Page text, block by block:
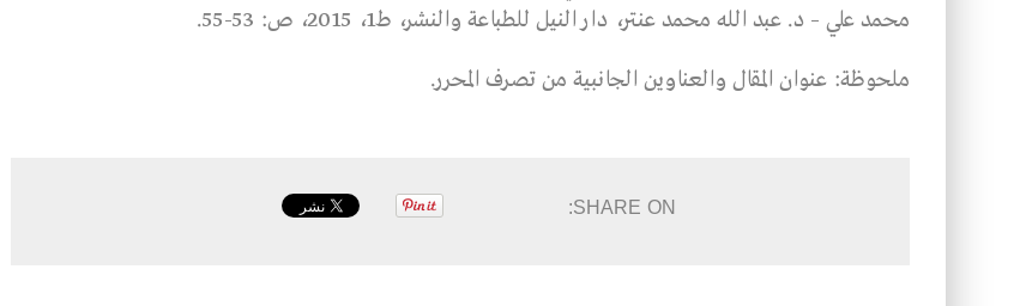
محمد علي – د. عبد الله محمد عنتر، دار النيل للطباعة والنشر، ط1، 2015، ص: 53-55.
ملحوظة: عنوان المقال والعناوين الجانبية من تصرف المحرر.
SHARE ON: